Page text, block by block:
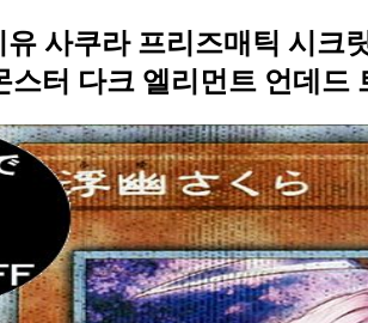
사쿠라 프리즈매틱 시크
스터 다크 엘리먼트 언데드